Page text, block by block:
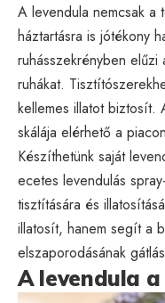
A levendula nemcsak a
háztartásra is jótékony
ruhásszekrényben elűzi
ruhákat.
kellemes illatot biztosít.
skálája elérhető a
Készíthetünk saját
ecetes levendulás
tisztítására és
illatosít, hanem segít a
elszaporodásának
A levendula